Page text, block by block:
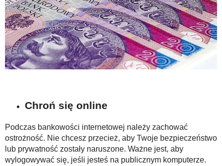
Chroń się online
Podczas bankowości internetowej należy zachować
ostrożność. Nie chcesz przecież, aby Twoje bezpieczeństwo
lub prywatność zostały naruszone. Ważne jest, aby
wylogowywać się, jeśli jesteś na publicznym komputerze.